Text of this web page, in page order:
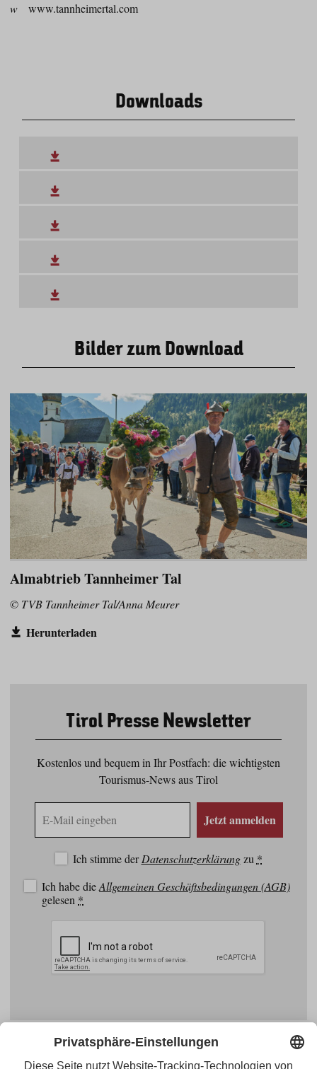
w
www.tannheimertal.com
Downloads
Bilder zum Download
Almabtrieb Tannheimer Tal
© TVB Tannheimer Tal/Anna Meurer
Herunterladen
Tirol Presse Newsletter
Kostenlos und bequem in Ihr Postfach: die wichtigsten
Tourismus-News aus Tirol
Mail
Jetzt anmelden
Ich stimme derDatenschutzerklärungzu *
Ich habe dieAllgemeinen Geschäftsbedingungen (AGB)
gelesen *
Instagram